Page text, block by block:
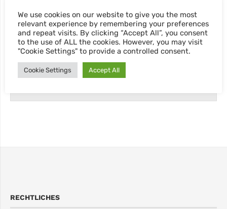
Product Textilien Grammatur
Product Textilien Grammatur
RECHTLICHES
We use cookies on our website to give you the most
relevant experience by remembering your preferences
and repeat visits. By clicking “Accept All”, you consent
to the use of ALL the cookies. However, you may visit
"Cookie Settings" to provide a controlled consent.
Cookie Settings Accept All